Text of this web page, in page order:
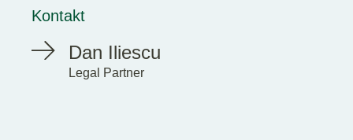
Kontakt
Dan Iliescu
Legal Partner